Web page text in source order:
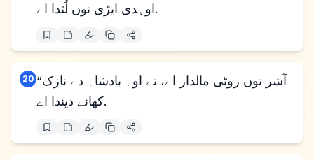
اوہدی ایڑی نوں لُٹدا اے.
20 “آشر توں روٹی مالدار اے، تے اوہ بادشاہ دے نازک
کھانے دیندا اے.